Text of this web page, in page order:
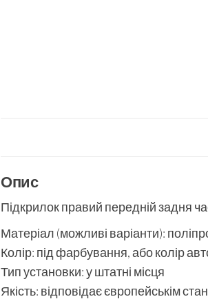
Опис
Підкрилок правий передній задня
Матеріал (можливі варіанти):
Колір: під фарбування, або колір
Тип установки: у штатні місця
Якість: відповідає європейськім